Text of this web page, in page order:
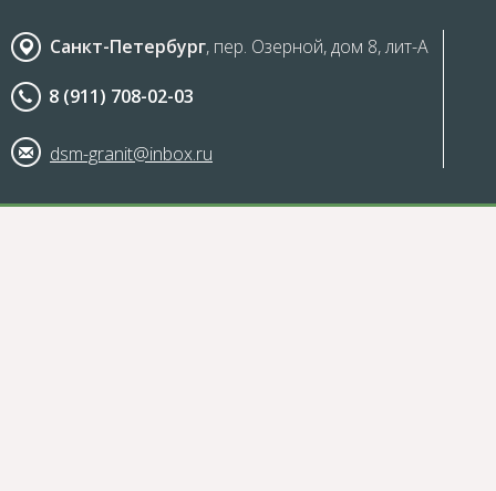
Санкт-Петербург, пер. Озерной, дом 8, лит-А
8 (911) 708-02-03
dsm-granit@inbox.ru